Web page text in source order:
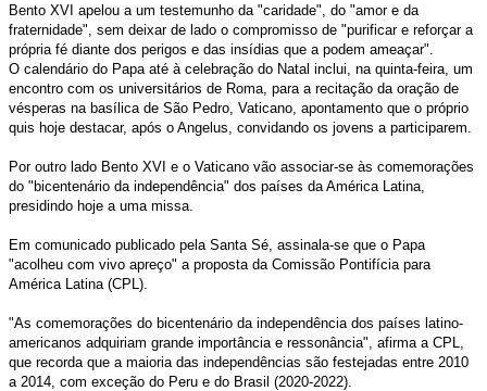
Bento XVI apelou a um testemunho da "caridade", do "amor e da
fraternidade", sem deixar de lado o compromisso de "purificar e reforçar a
própria fé diante dos perigos e das insídias que a podem ameaçar".
O calendário do Papa até à celebração do Natal inclui, na quinta-feira, um
encontro com os universitários de Roma, para a recitação da oração de
vésperas na basílica de São Pedro, Vaticano, apontamento que o próprio
quis hoje destacar, após o Angelus, convidando os jovens a participarem.
Por outro lado Bento XVI e o Vaticano vão associar-se às comemorações
do "bicentenário da independência" dos países da América Latina,
presidindo hoje a uma missa.
Em comunicado publicado pela Santa Sé, assinala-se que o Papa
"acolheu com vivo apreço" a proposta da Comissão Pontifícia para
América Latina (CPL).
"As comemorações do bicentenário da independência dos países latino-
americanos adquiriam grande importância e ressonância", afirma a CPL,
que recorda que a maioria das independências são festejadas entre 2010
a 2014, com exceção do Peru e do Brasil (2020-2022).